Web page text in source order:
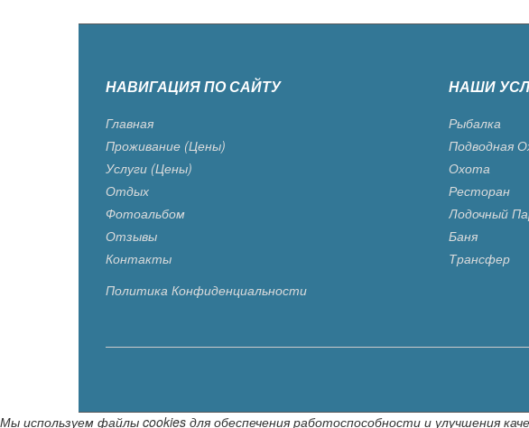
НАВИГАЦИЯ ПО САЙТУ
Главная
Проживание (цены)
Услуги (цены)
Отдых
Фотоальбом
Отзывы
Контакты
Политика Конфиденциальности
НАШИ
Рыбалка
Подводная
Охота
Ресторан
Лодочный
Баня
Трансфер
Мы используем файлы cookies для обеспечения работоспособности и улучшения